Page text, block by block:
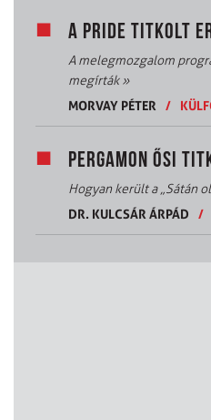
A PRIDE TITKOLT
A melegmozgalom
megírták»
MORVAY PÉTER
/
PERGAMON ŐSI
Hogyan került a „Sátán
DR. KULCSÁR ÁRPÁD
/